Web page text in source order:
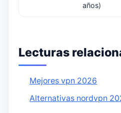
años)
Lecturas
Mejores vpn 2026
Alternativas nordvpn